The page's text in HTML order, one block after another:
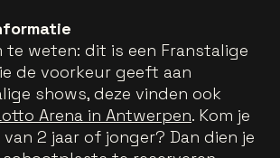
te weten: dit is een Franstalige
de voorkeur geeft aan
shows, deze vinden ook
Arena in Antwerpen. Kom je
2 jaar of jonger? Dan dien je